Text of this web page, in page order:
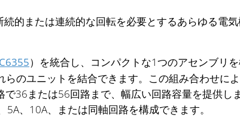
的または連続的な回転を必要とするあらゆる電
）を統合し、コンパクトな1つのアセンブリ
のユニットを結合できます。この組み合わせに
36または56回路まで、幅広い回路容量を提供し
、10A、または同軸回路を構成できます。